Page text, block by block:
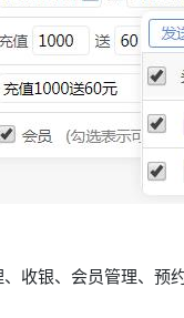
收银、会员管理、预